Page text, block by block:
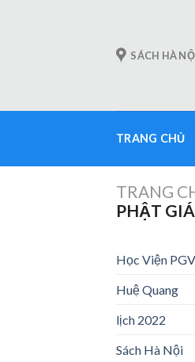
SÁCH HÀ
TRANG CHỦ
TRANG
PHẬT
Học Viện
Huệ Quang
lịch 2022
Sách Hà Nội